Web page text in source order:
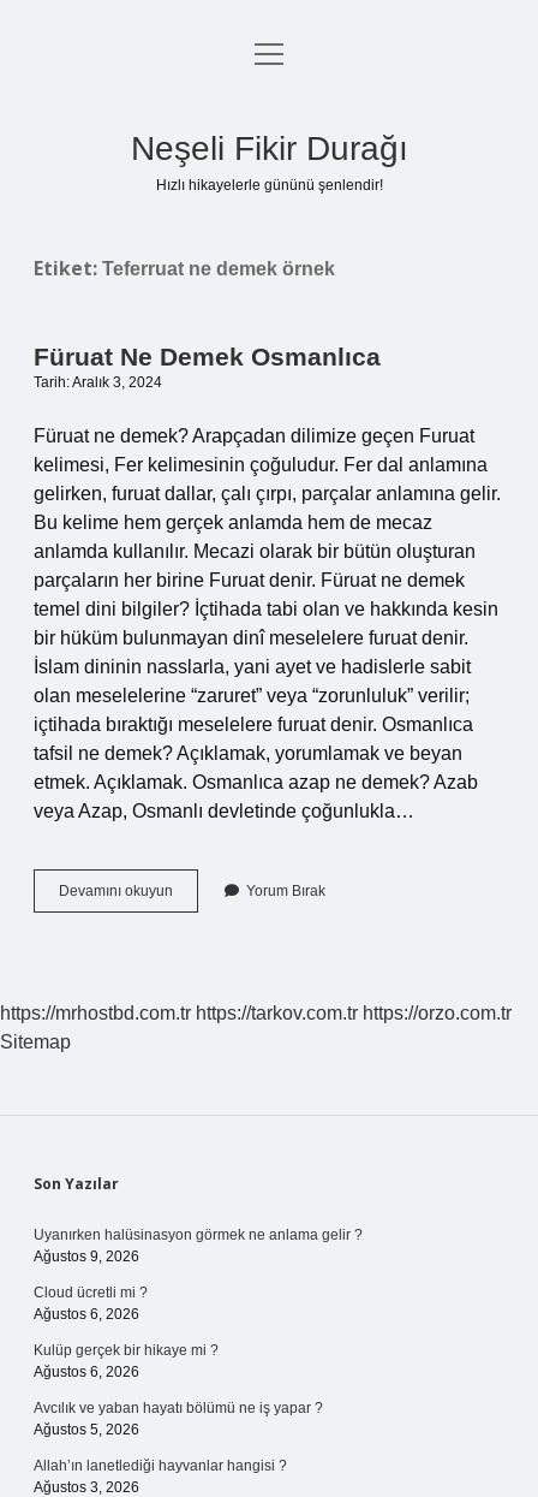
Anasayfa
menüyü
Neşeli Fikir Durağı
Hızlı hikayelerle gününü şenlendir!
Etiket: Teferruat ne demek örnek
Füruat Ne Demek Osmanlıca
Tarih: Aralık 3, 2024
Füruat ne demek? Arapçadan dilimize geçen Furuat
kelimesi, Fer kelimesinin çoğuludur. Fer dal anlamına
gelirken, furuat dallar, çalı çırpı, parçalar anlamına gelir.
Bu kelime hem gerçek anlamda hem de mecaz
anlamda kullanılır. Mecazi olarak bir bütün oluşturan
parçaların her birine Furuat denir. Füruat ne demek
temel dini bilgiler? İçtihada tabi olan ve hakkında kesin
bir hüküm bulunmayan dinî meselelere furuat denir.
İslam dininin nasslarla, yani ayet ve hadislerle sabit
olan meselelerine “zaruret” veya “zorunluluk” verilir;
içtihada bıraktığı meselelere furuat denir. Osmanlıca
tafsil ne demek? Açıklamak, yorumlamak ve beyan
etmek. Açıklamak. Osmanlıca azap ne demek? Azab
veya Azap, Osmanlı devletinde çoğunlukla…
Devamını okuyun
Ne
Yorum Bırak
https://mrhostbd.com.tr https://tarkov.com.tr https://orzo.com.tr
Sitemap
Sidebar
Son Yazılar
Uyanırken halüsinasyon görmek ne anlama gelir ?
Ağustos 9, 2026
Cloud ücretli mi ?
Ağustos 6, 2026
Kulüp gerçek bir hikaye mi ?
Ağustos 6, 2026
Avcılık ve yaban hayatı bölümü ne iş yapar ?
Ağustos 5, 2026
Allah’ın lanetlediği hayvanlar hangisi ?
Ağustos 3, 2026